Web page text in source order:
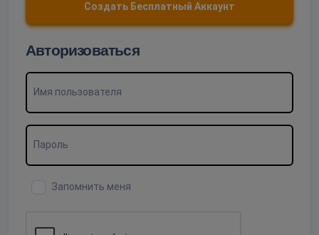
Создать Бесплатный Аккаунт
Авторизоваться
Имя пользователя
Пароль
Запомнить меня